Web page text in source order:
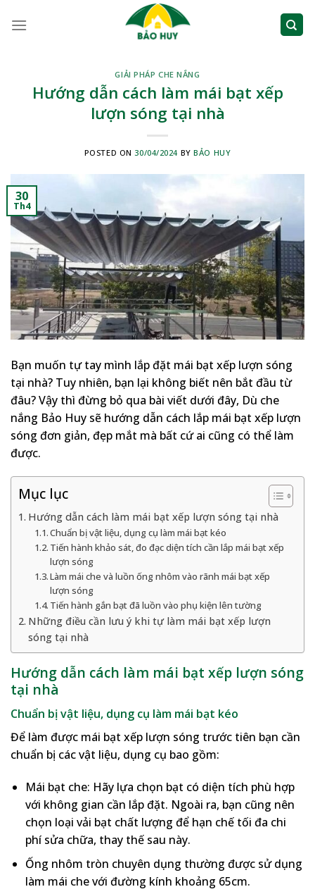
GIẢI PHÁP CHE NẮNG
Hướng dẫn cách làm mái bạt xếp
lượn sóng tại nhà
POSTED ON 30/04/2024 BYBẢO HUY
30
Th4
Bạn muốn tự tay mình lắp đặt mái bạt xếp lượn sóng
tại nhà? Tuy nhiên, bạn lại không biết nên bắt đầu từ
đâu? Vậy thì đừng bỏ qua bài viết dưới đây, Dù che
nắng Bảo Huy sẽ hướng dẫn cách lắp mái bạt xếp lượn
sóng đơn giản, đẹp mắt mà bất cứ ai cũng có thể làm
được.
Mục lục
Hướng dẫn cách làm mái bạt xếp lượn sóng tại nhà
Chuẩn bị vật liệu, dụng cụ làm mái bạt kéo
Tiến hành khảo sát, đo đạc diện tích cần lắp mái bạt xếp
lượn sóng
Làm mái che và luồn ống nhôm vào rãnh mái bạt xếp
lượn sóng
Tiến hành gắn bạt đã luồn vào phụ kiện lên tường
Những điều cần lưu ý khi tự làm mái bạt xếp lượn
sóng tại nhà
Hướng dẫn cách làm mái bạt xếp lượn sóng
tại nhà
Chuẩn bị vật liệu, dụng cụ làm mái bạt kéo
Để làm được mái bạt xếp lượn sóng trước tiên bạn cần
chuẩn bị các vật liệu, dụng cụ bao gồm:
Mái bạt che: Hãy lựa chọn bạt có diện tích phù hợp
với không gian cần lắp đặt. Ngoài ra, bạn cũng nên
chọn loại vải bạt chất lượng để hạn chế tối đa chi
phí sửa chữa, thay thế sau này.
Ống nhôm tròn chuyên dụng thường được sử dụng
làm mái che với đường kính khoảng 65cm.